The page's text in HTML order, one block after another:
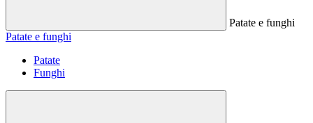
Patate e funghi
Patate e funghi
Patate
Funghi